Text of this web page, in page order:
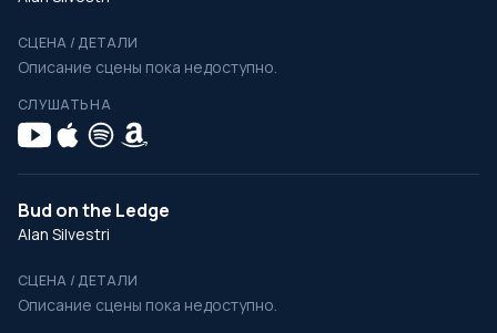
СЦЕНА / ДЕТАЛИ
Описание сцены пока недоступно.
СЛУШАТЬ НА
Bud on the Ledge
Alan Silvestri
СЦЕНА / ДЕТАЛИ
Описание сцены пока недоступно.